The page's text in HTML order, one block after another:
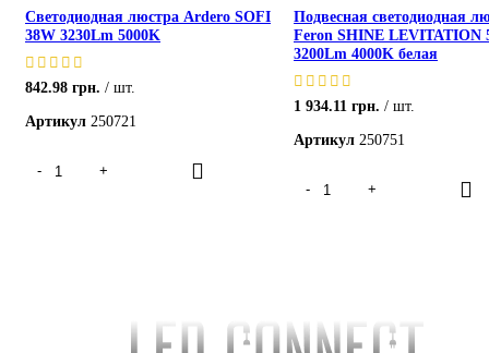
Светодиодная люстра Ardero SOFI
38W 3230Lm 5000K
842.98 грн.
шт.
Артикул 250721
Подвесная светодиодная
Feron SHINE LEVITATION
3200Lm 4000K белая
1 934.11 грн.
шт.
Артикул 250751